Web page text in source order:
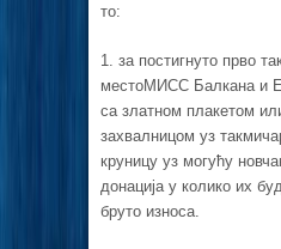
то:
1. за постигнуто прво
местоМИСС Балкана и
са златном плакетом
захвалницом уз
круницу уз могућу
донација у колико их
бруто износа.